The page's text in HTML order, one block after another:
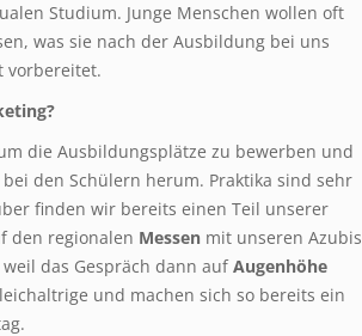
Studium. Junge Menschen wollen oft
was sie nach der Ausbildung bei uns
vorbereitet.
die Ausbildungsplätze zu bewerben und
den Schülern herum. Praktika sind sehr
finden wir bereits einen Teil unserer
den regionalen Messen mit unseren Azubis
das Gespräch dann aufAugenhöhe
und machen sich so bereits ein